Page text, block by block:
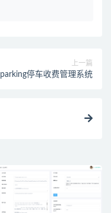
上一篇
Iparking停车收费管理系统